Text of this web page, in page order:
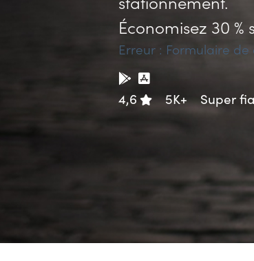
Économisez 30
Erreur : Formulaire
4,6 5K+ Super